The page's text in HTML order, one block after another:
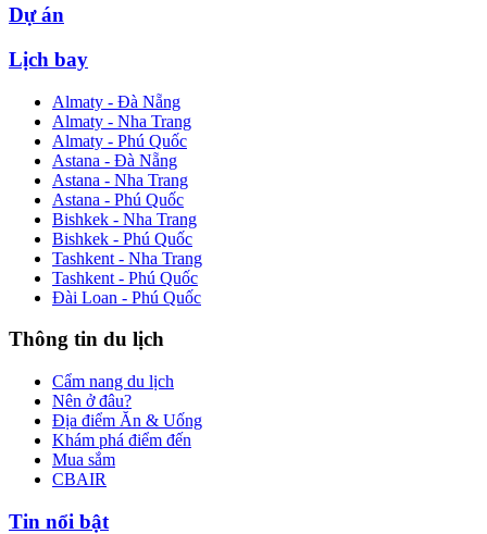
Dự án
Lịch bay
Almaty - Đà Nẵng
Almaty - Nha Trang
Almaty - Phú Quốc
Astana - Đà Nẵng
Astana - Nha Trang
Astana - Phú Quốc
Bishkek - Nha Trang
Bishkek - Phú Quốc
Tashkent - Nha Trang
Tashkent - Phú Quốc
Đài Loan - Phú Quốc
Thông tin du lịch
Cẩm nang du lịch
Nên ở đâu?
Địa điểm Ăn & Uống
Khám phá điểm đến
Mua sắm
CBAIR
Tin nổi bật